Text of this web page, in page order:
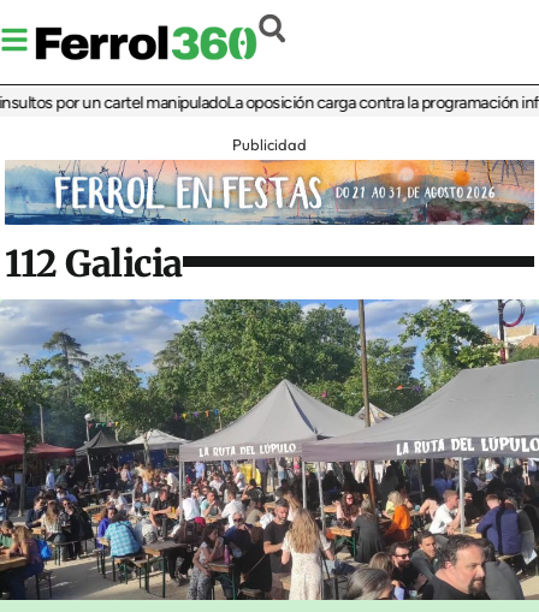
por un cartel manipuladoLa oposición carga contra la programación infantil
Publicidad
112 Galicia